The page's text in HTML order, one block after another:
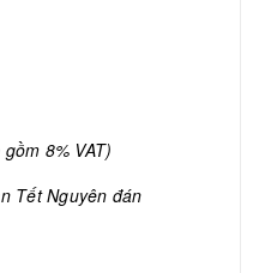
8% VAT)
Tết Nguyên đán